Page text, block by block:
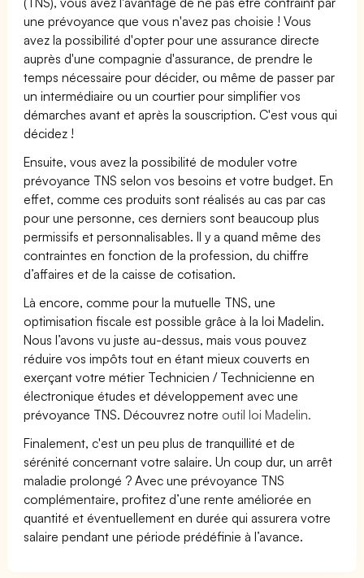
une prévoyance que vous n'avez pas choisie ! Vous
avez la possibilité d'opter pour une assurance directe
auprès d'une compagnie d'assurance, de prendre le
temps nécessaire pour décider, ou même de passer par
un intermédiaire ou un courtier pour simplifier vos
démarches avant et après la souscription. C'est vous qui
décidez !
Ensuite, vous avez la possibilité de moduler votre
prévoyance TNS selon vos besoins et votre budget. En
effet, comme ces produits sont réalisés au cas par cas
pour une personne, ces derniers sont beaucoup plus
permissifs et personnalisables. Il y a quand même des
contraintes en fonction de la profession, du chiffre
d’affaires et de la caisse de cotisation.
Là encore, comme pour la mutuelle TNS, une
optimisation fiscale est possible grâce à la loi Madelin.
Nous l’avons vu juste au-dessus, mais vous pouvez
réduire vos impôts tout en étant mieux couverts en
exerçant votre métier Technicien / Technicienne en
électronique études et développement avec une
prévoyance TNS. Découvrez notre outil loi Madelin.
Finalement, c'est un peu plus de tranquillité et de
sérénité concernant votre salaire. Un coup dur, un arrêt
maladie prolongé ? Avec une prévoyance TNS
complémentaire, profitez d’une rente améliorée en
quantité et éventuellement en durée qui assurera votre
salaire pendant une période prédéfinie à l’avance.